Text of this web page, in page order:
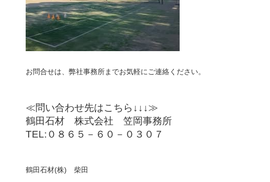
お問合せは、弊社事務所までお気軽にご連絡ください。
≪問い合わせ先はこちら↓↓↓≫
鶴田石材 株式会社 笠岡事務所
TEL:０８６５－６０－０３０７
鶴田石材(株) 柴田